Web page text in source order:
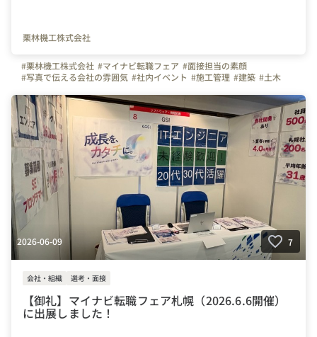
栗林機工株式会社
#栗林機工株式会社 #マイナビ転職フェア #面接担当の素顔
#写真で伝える会社の雰囲気 #社内イベント #施工管理 #建築 #土木
2026-06-09 7
会社・組織 選考・面接
【御礼】マイナビ転職フェア札幌（2026.6.6開催）
に出展しました！